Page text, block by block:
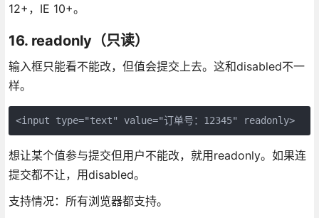
12+，IE 10+。
16. readonly（只读）
输入框只能看不能改，但值会提交上去。这和disabled不一
样。
<input type="text" value="订单号：12345" readonly>
想让某个值参与提交但用户不能改，就用readonly。如果连
提交都不让，用disabled。
支持情况：所有浏览器都支持。